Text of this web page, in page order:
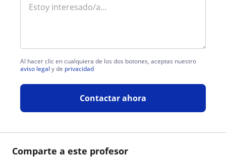
Comparte a este profesor
Al hacer clic en cualquiera de los dos botones, aceptas nuestro
aviso legal y de privacidad
Contactar ahora